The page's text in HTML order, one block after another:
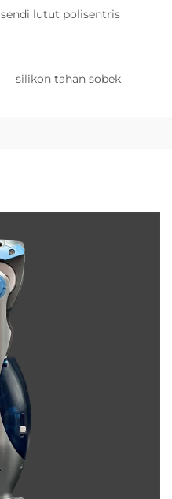
sendi lutut polisentris
silikon tahan sobek